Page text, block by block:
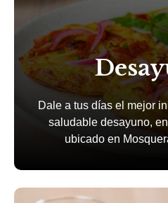
Dale a tus días el mejor
saludable desayuno,
ubicado en